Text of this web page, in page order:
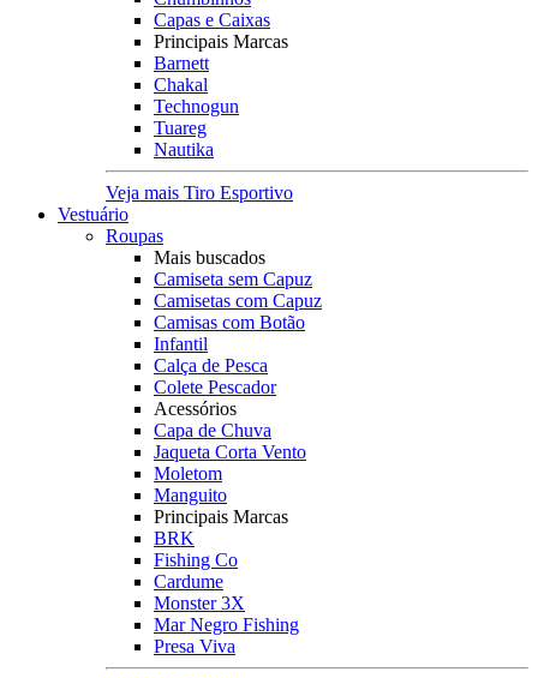
Capas e Caixas
Principais Marcas
Barnett
Chakal
Technogun
Tuareg
Nautika
Veja mais Tiro Esportivo
Vestuário
Roupas
Mais buscados
Camiseta sem Capuz
Camisetas com Capuz
Camisas com Botão
Infantil
Calça de Pesca
Colete Pescador
Acessórios
Capa de Chuva
Jaqueta Corta Vento
Moletom
Manguito
Principais Marcas
BRK
Fishing Co
Cardume
Monster 3X
Mar Negro Fishing
Presa Viva